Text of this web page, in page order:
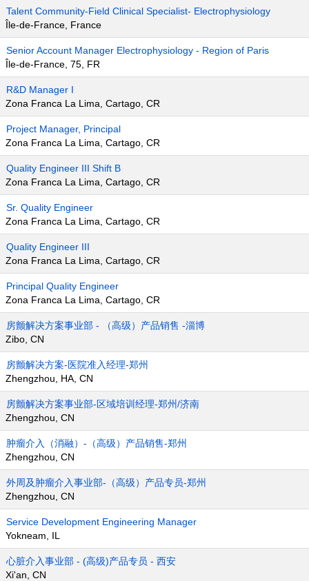
Talent Community-Field Clinical Specialist- Electrophysiology
Île-de-France, France
Senior Account Manager Electrophysiology - Region of Paris
Île-de-France, 75, FR
R&D Manager I
Zona Franca La Lima, Cartago, CR
Project Manager, Principal
Zona Franca La Lima, Cartago, CR
Quality Engineer III Shift B
Zona Franca La Lima, Cartago, CR
Sr. Quality Engineer
Zona Franca La Lima, Cartago, CR
Quality Engineer III
Zona Franca La Lima, Cartago, CR
Principal Quality Engineer
Zona Franca La Lima, Cartago, CR
房颤解决方案事业部 - （高级）产品销售 -淄博
Zibo, CN
房颤解决方案-医院准入经理-郑州
Zhengzhou, HA, CN
房颤解决方案事业部-区域培训经理-郑州/济南
Zhengzhou, CN
肿瘤介入（消融）-（高级）产品销售-郑州
Zhengzhou, CN
外周及肿瘤介入事业部-（高级）产品专员-郑州
Zhengzhou, CN
Service Development Engineering Manager
Yokneam, IL
心脏介入事业部 - (高级)产品专员 - 西安
Xi'an, CN